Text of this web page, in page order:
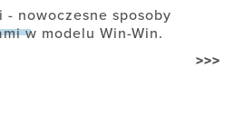
- nowoczesne sposoby
w modelu Win-Win.
>>>